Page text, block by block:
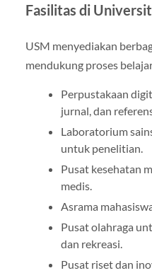
Fasilitas di
USM menyediakan
mendukung proses
Perpustakaan
jurnal, dan
Laboratorium
untuk penelitian.
Pusat kesehatan
medis.
Asrama
Pusat olahraga
dan rekreasi.
Pusat riset dan